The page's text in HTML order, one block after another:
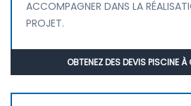
ACCOMPAGNER DANS LA
PROJET.
OBTENEZ DES DEVIS PISCINE À